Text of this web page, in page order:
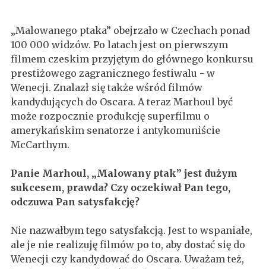
„Malowanego ptaka” obejrzało w Czechach ponad
100 000 widzów. Po latach jest on pierwszym
filmem czeskim przyjętym do głównego konkursu
prestiżowego zagranicznego festiwalu - w
Wenecji. Znalazł się także wśród filmów
kandydujących do Oscara. A teraz Marhoul być
może rozpocznie produkcję superfilmu o
amerykańskim senatorze i antykomuniście
McCarthym.
Panie Marhoul, „Malowany ptak” jest dużym
sukcesem, prawda? Czy oczekiwał Pan tego,
odczuwa Pan satysfakcję?
Nie nazwałbym tego satysfakcją. Jest to wspaniałe,
ale je nie realizuję filmów po to, aby dostać się do
Wenecji czy kandydować do Oscara. Uważam też,